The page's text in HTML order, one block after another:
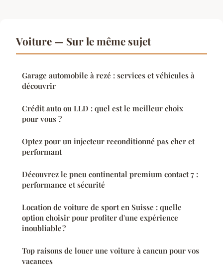
Voiture — Sur le même sujet
Garage automobile à rezé : services et véhicules à
découvrir
Crédit auto ou LLD : quel est le meilleur choix
pour vous ?
Optez pour un injecteur reconditionné pas cher et
performant
Découvrez le pneu continental premium contact 7 :
performance et sécurité
Location de voiture de sport en Suisse : quelle
option choisir pour profiter d'une expérience
inoubliable ?
Top raisons de louer une voiture à cancun pour vos
vacances